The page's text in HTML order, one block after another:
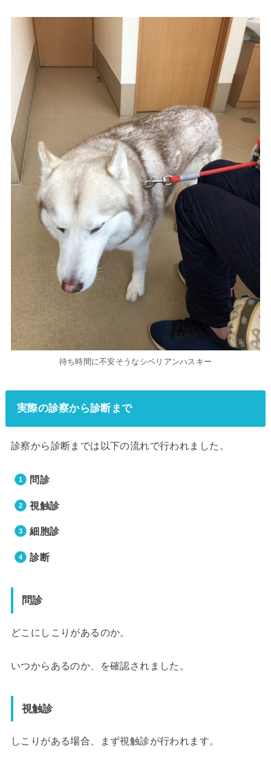
待ち時間に不安そうなシベリアンハスキー
実際の診察から診断まで
診察から診断までは以下の流れで行われました。
問診
視触診
細胞診
診断
問診
どこにしこりがあるのか。
いつからあるのか、を確認されました。
視触診
しこりがある場合、まず視触診が行われます。